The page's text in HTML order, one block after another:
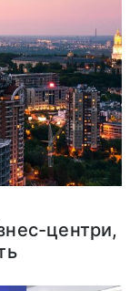
центри,